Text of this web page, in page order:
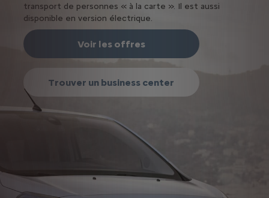
transport de personnes « à la carte ». Il est aussi
disponible en version électrique.
Voir les offres
Trouver un business center